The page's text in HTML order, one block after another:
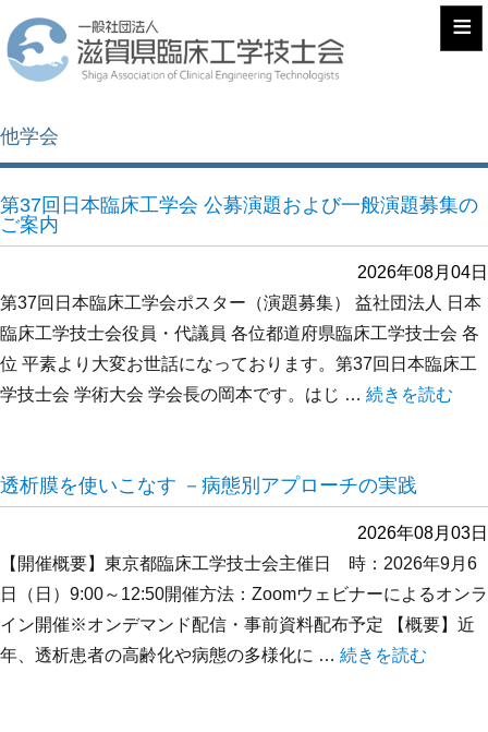
≡
他学会
第37回日本臨床工学会 公募演題および一般演題募集の
ご案内
2026年08月04日
第37回日本臨床工学会ポスター（演題募集） 益社団法人 日本
臨床工学技士会役員・代議員 各位都道府県臨床工学技士会 各
位 平素より大変お世話になっております。第37回日本臨床工
学技士会 学術大会 学会長の岡本です。はじ … “第37回日本臨
続きを読む
透析膜を使いこなす －病態別アプローチの実践
2026年08月03日
【開催概要】東京都臨床工学技士会主催日 時：2026年9月6
日（日）9:00～12:50開催方法：Zoomウェビナーによるオンラ
イン開催※オンデマンド配信・事前資料配布予定 【概要】近
年、透析患者の高齢化や病態の多様化に … “透析膜を使いこ
続きを読む